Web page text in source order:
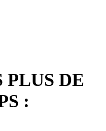
PLUS DE
: